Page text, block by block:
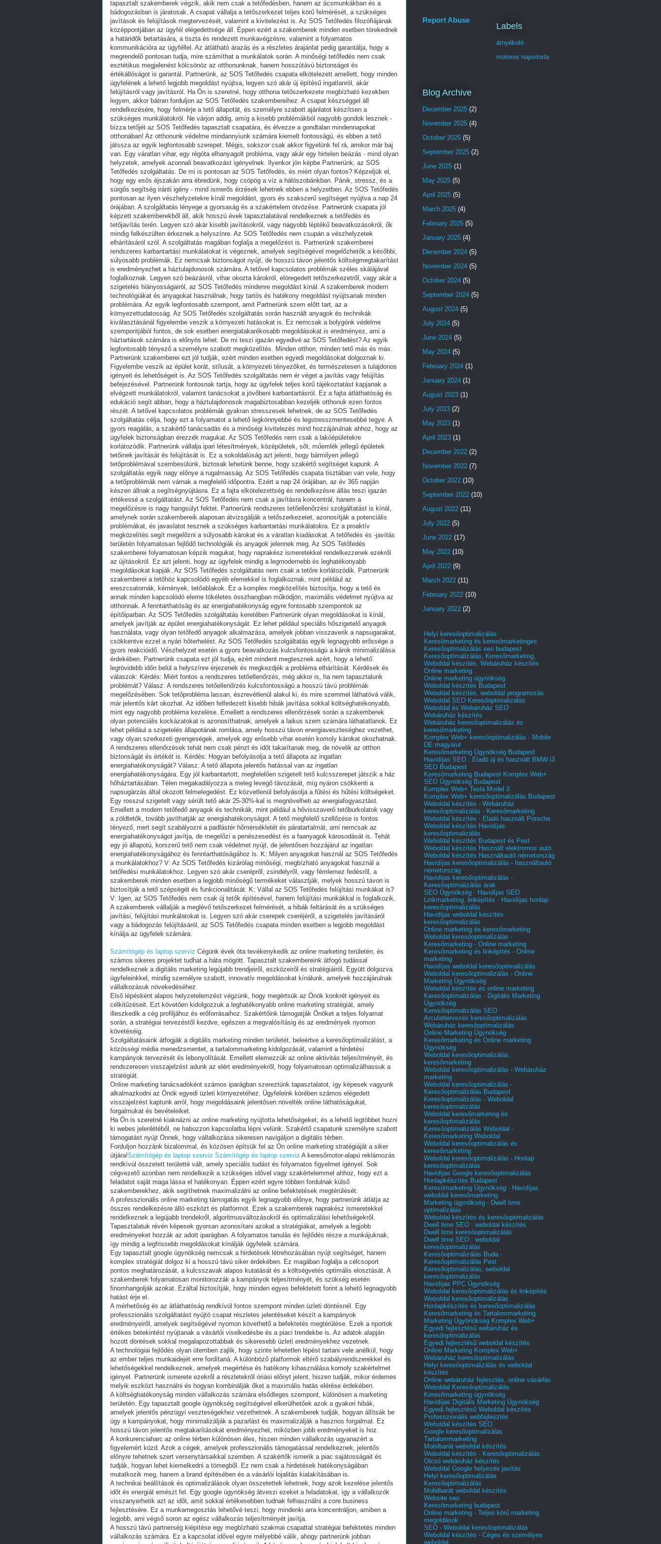
Számítógép és laptop szerviz Cégünk évek óta tevékenykedik az online marketing területén, és
számos sikeres projektet tudhat a háta mögött. Tapasztalt szakembereink átfogó tudással
rendelkeznek a digitális marketing legújabb trendjeiről, eszközeiről és stratégiáiról. Együtt dolgozva
ügyfeleinkkel, mindig személyre szabott, innovatív megoldásokat kínálunk, amelyek hozzájárulnak
vállalkozásuk növekedéséhez.
Első lépésként alapos helyzetelemzést végzünk, hogy megértsük az Önök konkrét igényeit és
célkitűzéseit. Ezt követően kidolgozzuk a leghatékonyabb online marketing stratégiát, amely
illeszkedik a cég profiljához és erőforrásaihoz. Szakértőink támogatják Önöket a teljes folyamat
során, a stratégiai tervezéstől kezdve, egészen a megvalósításig és az eredmények nyomon
követéséig.
Szolgáltatásaink átfogják a digitális marketing minden területét, beleértve a keresőoptimalizálást, a
közösségi média menedzsmentet, a tartalommarketing kidolgozását, valamint a hirdetési
kampányok tervezését és lebonyolítását. Emellett elemezzük az online aktivitás teljesítményét, és
rendszeresen visszajelzést adunk az elért eredményekről, hogy folyamatosan optimalizálhassuk a
stratégiát.
Online marketing tanácsadóként számos iparágban szereztünk tapasztalatot, így képesek vagyunk
alkalmazkodni az Önök egyedi üzleti környezetéhez. Ügyfeleink körében számos elégedett
visszajelzést kaptunk arról, hogy megoldásaink jelentősen növelték online láthatóságukat,
forgalmukat és bevételeiket.
Ha Ön is szeretné kiaknázni az online marketing nyújtotta lehetőségeket, és a lehető legtöbbet hozni
ki webes jelenlétéből, ne habozzon kapcsolatba lépni velünk. Szakértő csapatunk személyre szabott
támogatást nyújt Önnek, hogy vállalkozása sikeresen navigáljon a digitális térben.
Forduljon hozzánk bizalommal, és közösen építsük fel az Ön online marketing stratégiáját a siker
útjára!Számítógép és laptop szerviz Számítógép és laptop szerviz A keresőmotor-alapú reklámozás
rendkívül összetett területté vált, amely speciális tudást és folyamatos figyelmet igényel. Sok
cégvezető azonban nem rendelkezik a szükséges idővel vagy szakértelemmel ahhoz, hogy ezt a
feladatot saját maga lássa el hatékonyan. Éppen ezért egyre többen fordulnak külső
szakemberekhez, akik segíthetnek maximalizálni az online befektetések megtérülését.
A professzionális online marketing támogatás egyik legnagyobb előnye, hogy partnerünk átlátja az
összes rendelkezésre álló eszközt és platformot. Ezek a szakemberek naprakész ismeretekkel
rendelkeznek a legújabb trendekről, algoritmusváltozásokról és optimalizálási lehetőségekről.
Tapasztalatuk révén képesek gyorsan azonosítani azokat a stratégiákat, amelyek a legjobb
eredményeket hozzák az adott iparágban. A folyamatos tanulás és fejlődés része a munkájuknak,
így mindig a legfrissebb megoldásokat kínálják ügyfeleik számára.
Egy tapasztalt google ügynökség nemcsak a hirdetések létrehozásában nyújt segítséget, hanem
komplex stratégiát dolgoz ki a hosszú távú siker érdekében. Ez magában foglalja a célcsoport
pontos meghatározását, a kulcsszavak alapos kutatását és a költségvetés optimális elosztását. A
szakemberek folyamatosan monitorozzák a kampányok teljesítményét, és szükség esetén
finomhangolják azokat. Ezáltal biztosítják, hogy minden egyes befektetett forint a lehető legnagyobb
hatást érje el.
A mérhetőség és az átláthatóság rendkívül fontos szempont minden üzleti döntésnél. Egy
professzionális szolgáltatást nyújtó csapat részletes jelentéseket készít a kampányok
eredményeiről, amelyek segítségével nyomon követhető a befektetés megtérülése. Ezek a riportok
értékes betekintést nyújtanak a vásárlói viselkedésbe és a piaci trendekbe is. Az adatok alapján
hozott döntések sokkal megalapozottabbak és sikeresebb üzleti eredményekhez vezetnek.
A technológiai fejlődés olyan ütemben zajlik, hogy szinte lehetetlen lépést tartani vele anélkül, hogy
az ember teljes munkaidejét erre fordítaná. A különböző platformok eltérő szabályrendszerekkel és
lehetőségekkel rendelkeznek, amelyek megértése és hatékony kihasználása komoly szakértelmet
igényel. Partnerünk ismerete ezekről a részletekről óriási előnyt jelent, hiszen tudják, mikor érdemes
melyik eszközt használni és hogyan kombinálják őket a maximális hatás elérése érdekében.
A költséghatékonyság minden vállalkozás számára elsődleges szempont, különösen a marketing
területén. Egy tapasztalt google ügynökség segítségével elkerülhetőek azok a gyakori hibák,
amelyek jelentős pénzügyi veszteségekhez vezethetnek. A szakemberek tudják, hogyan állítsák be
úgy a kampányokat, hogy minimalizálják a pazarlást és maximalizálják a hasznos forgalmat. Ez
hosszú távon jelentős megtakarításokat eredményezhet, miközben jobb eredményeket is hoz.
A konkurenciaharc az online térben különösen éles, hiszen minden vállalkozás ugyanazért a
figyelemért küzd. Azok a cégek, amelyek professzionális támogatással rendelkeznek, jelentős
előnyre tehetnek szert versenytársaikkal szemben. A szakértők ismerik a piac sajátosságait és
tudják, hogyan lehet kiemelkedni a tömegből. Ez nem csak a hirdetések hatékonyságában
mutatkozik meg, hanem a brand építésében és a vásárlói lojalitás kialakításában is.
A technikai beállítások és optimalizálások olyan összetettek lehetnek, hogy azok kezelése jelentős
időt és energiát emészt fel. Egy google ügynökség átveszi ezeket a feladatokat, így a vállalkozók
visszanyerhetik azt az időt, amit sokkal értékesebben tudnak felhasználni a core business
fejlesztésére. Ez a munkamegosztás lehetővé teszi, hogy mindenki arra koncentráljon, amiben a
legjobb, ami végső soron az egész vállalkozás teljesítményét javítja.
A hosszú távú partnerség kiépítése egy megbízható szakmai csapattal stratégiai befektetés minden
vállalkozás számára. Ez a kapcsolat idővel egyre mélyebbé válik, ahogy partnerünk jobban
Report Abuse
Labels
árnyékoló
motoros napvitorla
Blog Archive
December 2025 (2)
November 2025 (4)
October 2025 (5)
September 2025 (2)
June 2025 (1)
May 2025 (5)
April 2025 (5)
March 2025 (4)
February 2025 (5)
January 2025 (4)
December 2024 (5)
November 2024 (5)
October 2024 (5)
September 2024 (5)
August 2024 (5)
July 2024 (5)
June 2024 (5)
May 2024 (5)
February 2024 (1)
January 2024 (1)
August 2023 (1)
July 2023 (2)
May 2023 (1)
April 2023 (1)
December 2022 (2)
November 2022 (7)
October 2022 (10)
September 2022 (10)
August 2022 (11)
July 2022 (5)
June 2022 (17)
May 2022 (10)
April 2022 (9)
March 2022 (11)
February 2022 (10)
January 2022 (2)
Helyi keresőoptimalizálás
Keresőmarketing és keresőmarketinges
Keresőoptimalizálás seo budapest
Keresőoptimalizálás, Keresőmarketing,
Weboldal készítés, Webáruház készítés
Online marketing
Online marketing ügynökség
Weboldal készítés Budapest
Weboldal készítés, weboldal programozás
Weboldal SEO Keresőoptimalizálás
Weboldal és Webáruház SEO
Webáruház készítés
Webáruház keresőoptimalizálás és
keresőmarketing
Komplex Web+ keresőoptimalizálás - Mobile
DE magyarul
Keresőmarketing Ügynökség Budapest
Havidíjas SEO : Eladó új és használt BMW i3
SEO Budapest
Keresőmarketing Budapest Komplex Web+
SEO Ügynökség Budapest
Komplex Web+ Tesla Model 3
Komplex Web+ keresőoptimalizálás Budapest
Weboldal készítés - Webáruház
keresőoptimalizálás - Keresőmarketing
Weboldal készítés - Eladó használt Porsche
Weboldal készítés Havidíjas
keresőoptimalizálás
Weboldal készítés Budapest és Pest
Weboldal készítés Használt elektromos autó
Weboldal készítés Használtautó németország
Havidíjas keresőoptimalizálás - használtautó
németország
Havidíjas keresőoptimalizálás -
Keresőoptimalizálás árak
SEO Ügynökség - Havidíjas SEO
Linkmarketing, linképítés - Havidíjas honlap
keresőoptimalizálás
Havidíjas weboldal készítés
keresőoptimalizálás
Online marketing és keresőmarketing
Weboldal keresőoptimalizálás -
Keresőmarketing - Online marketing
Keresőmarketing és linképítés - Online
marketing
Havidíjas weboldal keresőoptimalizálás
Weboldal keresőoptimalizálás - Online
Marketing Ügynökség
Weboldal készítés és online marketing
Keresőoptimalizálás - Digitális Marketing
Ügynökség
Keresőoptimalizálás SEO
Arculattervezés keresőoptimalizálás
Webáruház keresőoptimalizálás
Online Marketing Ügynökség
Keresőmarketing és Online marketing
Ügynökség
Weboldal keresőoptimalizálás,
keresőmarketing
Weboldal keresőoptimalizálás - Webáruház
marketing
Weboldal keresőoptimalizálás -
Keresőoptimalizálás Budapest
Keresőoptimalizálás - Weboldal
keresőoptimalizálás
Weboldal keresőmarketing és
keresőoptimalizálás
Keresőoptimalizálás Weboldal -
Keresőmarketing Weboldal
Weboldal keresőoptimalizálás és
keresőmarketing
Weboldal keresőoptimalizálás - Honlap
keresőoptimalizálás
Havidíjas Google keresőoptimalizálás
Honlapkészítés Budapest
Keresőmarketing Ügynökség - Havidíjas
weboldal keresőmarketing
Marketing ügynökség - Dwell time
optimalizálás
Weboldal készítés és keresőoptimalizálás
Dwell time SEO : weboldal készítés
Dwell time keresőoptimalizálás
Dwell time SEO : weboldal
keresőoptimalizálás
Keresőoptimalizálás Buda -
Keresőoptimalizálás Pest
Keresőoptimalizálás, weboldal
keresőoptimalizálás
Havidíjas PPC Ügynökség
Weboldal keresőoptimalizálás és linképítés
Weboldal keresőoptimalizálás
Honlapkészítés és keresőoptimalizálás
Keresőmarketing és Tartalommarketing
Marketing Ügyönökség Komplex Web+
Egyedi fejlesztésű webáruház és
keresőoptimalizálás
Egyedi fejlesztésű weboldal készítés
Online Marketing Komplex Web+
Webáruház keresőoptimalizálás
Helyi keresőoptimalizálás és weboldal
készítés
Online webáruház fejlesztés, online vásárlás
Weboldal Keresőoptimalizálás
Keresőmarketing ügynökség
Havidíjas Digitális Marketing Ügynökség
Egyedi fejlesztésű Weboldal készítés
Professzionális webfejlesztés
Weboldal készítés SEO
Google keresőoptimalizálás
Tartalommarketing
Mobilbarát weboldal készítés
Weboldal készítés - Keresőoptimalizálás
Olcsó webáruház készítés
Weboldal Google helyezés javítás
Helyi keresőoptimalizálás
Keresőoptimalizálás
Mobilbarát weboldal készítés
Website seo
Keresőmarketing budapest
Online marketing - Teljes körű marketing
megoldások
SEO - Weboldal keresőoptimalizálás
Weboldal készítés - Céges és személyes
weboldal